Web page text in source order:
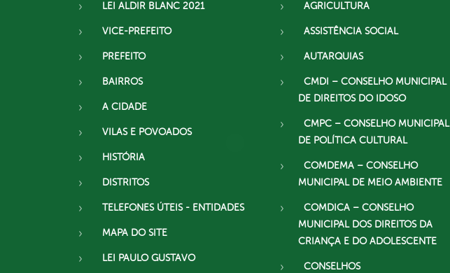
LEI ALDIR BLANC 2021
VICE-PREFEITO
PREFEITO
BAIRROS
A CIDADE
VILAS E POVOADOS
HISTÓRIA
DISTRITOS
TELEFONES ÚTEIS - ENTIDADES
MAPA DO SITE
LEI PAULO GUSTAVO
AGRICULTURA
ASSISTÊNCIA SOCIAL
AUTARQUIAS
CMDI – CONSELHO MUNICIPAL
DE DIREITOS DO IDOSO
CMPC – CONSELHO MUNICIPAL
DE POLÍTICA CULTURAL
COMDEMA – CONSELHO
MUNICIPAL DE MEIO AMBIENTE
COMDICA – CONSELHO
MUNICIPAL DOS DIREITOS DA
CRIANÇA E DO ADOLESCENTE
CONSELHOS